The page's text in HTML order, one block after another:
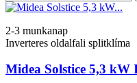
2-3 munkanap
Inverteres oldalfali splitklíma
Midea Solstice 5,3 kW